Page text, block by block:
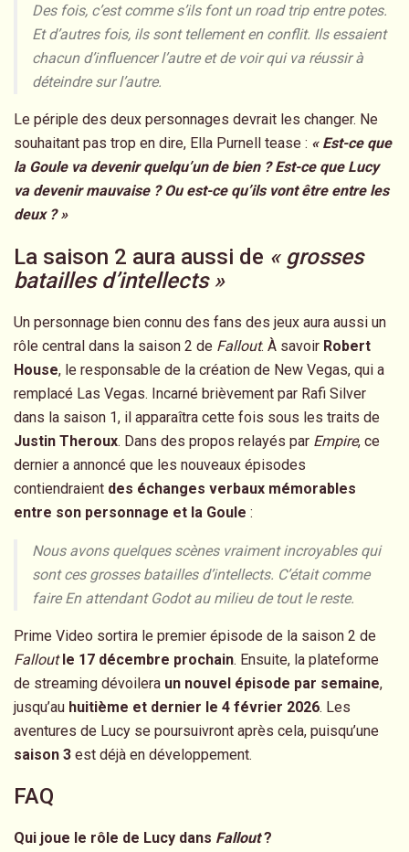
Des fois, c’est comme s’ils font un road trip entre potes.
Et d’autres fois, ils sont tellement en conflit. Ils essaient
chacun d’influencer l’autre et de voir qui va réussir à
déteindre sur l’autre.
Le périple des deux personnages devrait les changer. Ne
souhaitant pas trop en dire, Ella Purnell tease : « Est-ce que
la Goule va devenir quelqu’un de bien ? Est-ce que Lucy
va devenir mauvaise ? Ou est-ce qu’ils vont être entre les
deux ? »
La saison 2 aura aussi de « grosses
batailles d’intellects »
Un personnage bien connu des fans des jeux aura aussi un
rôle central dans la saison 2 de Fallout. À savoir Robert
House, le responsable de la création de New Vegas, qui a
remplacé Las Vegas. Incarné brièvement par Rafi Silver
dans la saison 1, il apparaîtra cette fois sous les traits de
Justin Theroux. Dans des propos relayés par Empire, ce
dernier a annoncé que les nouveaux épisodes
contiendraient des échanges verbaux mémorables
entre son personnage et la Goule :
Nous avons quelques scènes vraiment incroyables qui
sont ces grosses batailles d’intellects. C’était comme
faire En attendant Godot au milieu de tout le reste.
Prime Video sortira le premier épisode de la saison 2 de
Fallout le 17 décembre prochain. Ensuite, la plateforme
de streaming dévoilera un nouvel épisode par semaine,
jusqu’au huitième et dernier le 4 février 2026. Les
aventures de Lucy se poursuivront après cela, puisqu’une
saison 3 est déjà en développement.
FAQ
Qui joue le rôle de Lucy dans Fallout?